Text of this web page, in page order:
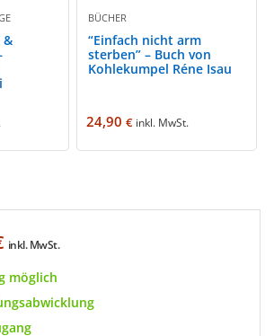
&
BÜCHER
“Einfach nicht arm
sterben” – Buch von
Kohlekumpel Réne Isau
24,90€ inkl. MwSt.
inkl. MwSt.
möglich